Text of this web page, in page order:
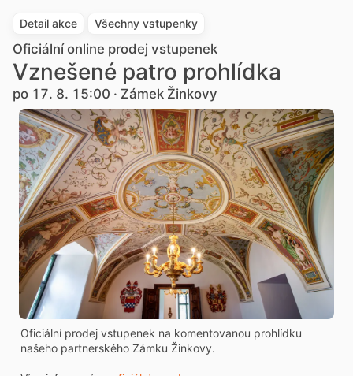
Detail akce Všechny vstupenky
Oficiální online prodej vstupenek
Vznešené patro prohlídka
po 17. 8. 15:00 · Zámek Žinkovy
Oficiální prodej vstupenek na komentovanou prohlídku
našeho partnerského Zámku Žinkovy.